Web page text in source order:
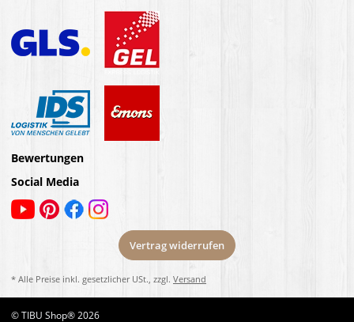
Bewertungen
Social Media
Vertrag widerrufen
* Alle Preise inkl. gesetzlicher USt., zzgl. Versand
© TIBU Shop® 2026